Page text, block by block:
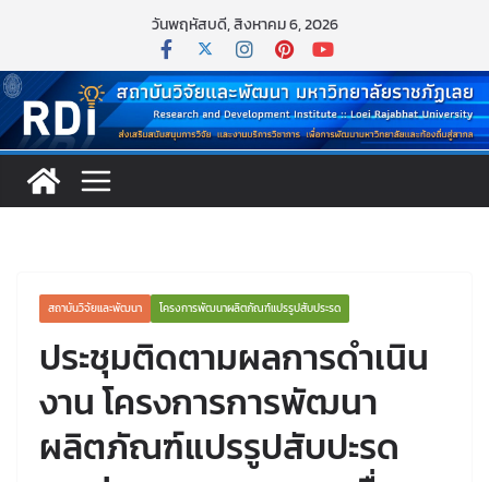
วันพฤหัสบดี, สิงหาคม 6, 2026
สถาบันวิจัยและพัฒนา โครงการพัฒนาผลิตภัณฑ์แปรรูปสับประรด
ประชุมติดตามผลการดำเนิน
งาน โครงการการพัฒนา
ผลิตภัณฑ์แปรรูปสับปะรด